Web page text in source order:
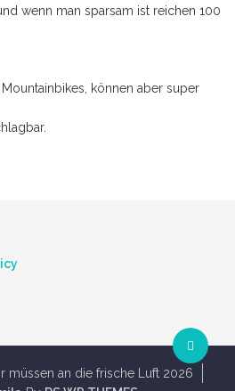
wenn man sparsam ist reichen 100
können aber super
müssen an die frische Luft 2026